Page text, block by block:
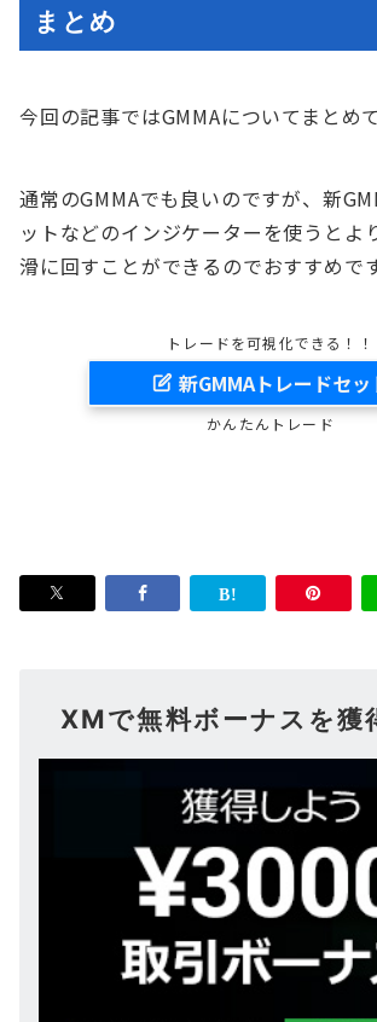
まとめ
今回の記事ではGMMAについてまとめ
通常のGMMAでも良いのですが、新
ットなどのインジケーターを使うとよ
滑に回すことができるのでおすすめです
トレードを可視化できる！！
新GMMAトレードセッ
かんたんトレード
XMで無料ボーナスを獲